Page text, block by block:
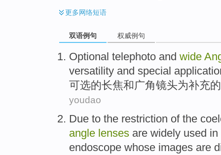
更多网络短语
双语例句 权威例句
Optional telephoto and wide
versatility and special
可选的长焦和广角镜头为补充的
youdao
Due to the restriction ofthe
angle lenses are widely used in
endoscope whose images are